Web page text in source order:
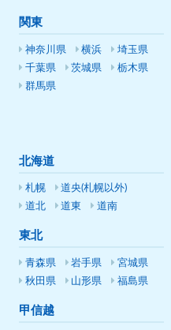
関東
神奈川県 横浜
埼玉県
千葉県
茨城県
栃木県
群馬県
北海道
札幌
道央(札幌以外)
道北
道東 道南
東北
青森県 岩手県
宮城県
秋田県
山形県 福島県
甲信越